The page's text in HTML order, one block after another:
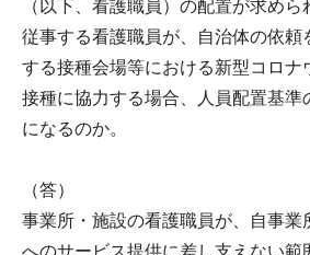
（以下、看護職員）の配置が求め
従事する看護職員が、自治体の依頼
する接種会場等における新型コロナ
接種に協力する場合、人員配置基準
になるのか。
（答）
事業所・施設の看護職員が、自事業